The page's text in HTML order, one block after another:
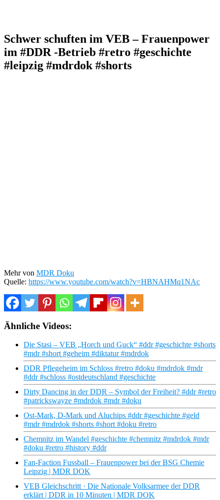
Schwer schuften im VEB – Frauenpower
im #DDR -Betrieb #retro #geschichte
#leipzig #mdrdok #shorts
Mehr von MDR Doku
Quelle: https://www.youtube.com/watch?v=HBNAHMq1NAc
Ähnliche Videos:
Die Stasi – VEB „Horch und Guck“ #ddr #geschichte #shorts
#mdr #short #geheim #diktatur #mdrdok
DDR Pflegeheim im Schloss #retro #doku #mdrdok #mdr
#ddr #schloss #ostdeutschland #geschichte
Dirty Dancing in der DDR – Symbol der Freiheit? #ddr #retro
#patrickswayze #mdrdok #mdr #doku
Ost-Mark, D-Mark und Aluchips #ddr #geschichte #geld
#mdr #mdrdok #shorts #short #doku #retro
Chemnitz im Wandel #geschichte #chemnitz #mdrdok #mdr
#doku #retro #history #ddr
Fan-Faction Fussball – Frauenpower bei der BSG Chemie
Leipzig | MDR DOK
VEB Gleichschritt · Die Nationale Volksarmee der DDR
erklärt | DDR in 10 Minuten | MDR DOK